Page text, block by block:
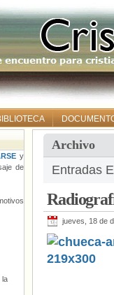
Archivo
Entradas
jueves, 18 de
y
de
la